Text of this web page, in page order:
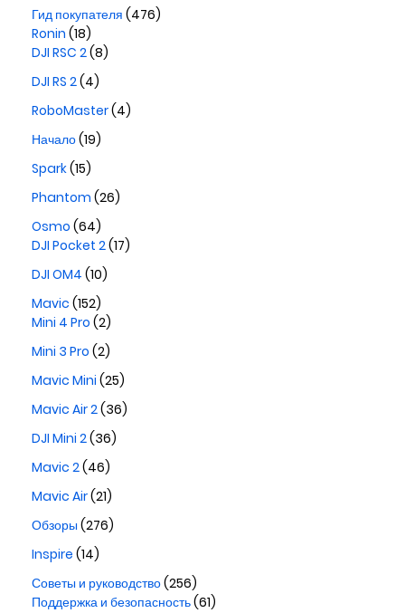
Гид покупателя (476)
Ronin (18)
DJI RSC 2(8)
DJI RS 2(4)
RoboMaster(4)
Начало(19)
Spark(15)
Phantom (26)
Osmo (64)
DJI Pocket 2(17)
DJI OM4 (10)
Mavic (152)
Mini 4 Pro (2)
Mini 3 Pro (2)
Mavic Mini (25)
Mavic Air 2(36)
DJI Mini 2(36)
Mavic 2(46)
Mavic Air(21)
Обзоры(276)
Inspire (14)
Советы и руководство(256)
Поддержка и безопасность(61)